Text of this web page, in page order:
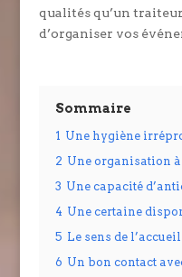
qualités qu’un
d’organiser vos
Sommaire
1 Une hygiène
2 Une organisation à
3 Une capacité
4 Une certaine
5 Le sens de l’accueil
6 Un bon contact